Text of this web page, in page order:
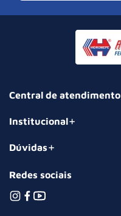
Central de atendimento
Institucional
Dúvidas
Redes sociais